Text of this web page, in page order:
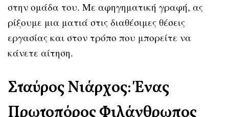
στην ομάδα του. Με αφηγηματική γραφή, ας
ρίξουμε μια ματιά στις διαθέσιμες θέσεις
εργασίας και στον τρόπο που μπορείτε να
κάνετε αίτηση.
Σταύρος Νιάρχος: Ένας